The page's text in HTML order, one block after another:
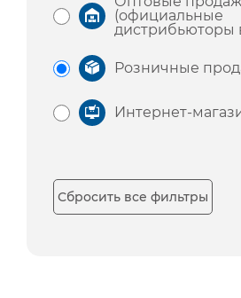
(официальные
дистрибьюторы
Розничные
Интернет-
Сбросить все фильтры